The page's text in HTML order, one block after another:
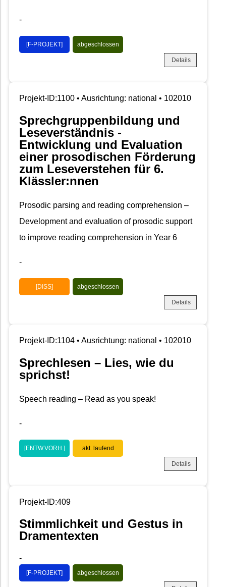
-
[F-PROJEKT] abgeschlossen
Details
Projekt-ID:1100 • Ausrichtung: national • 102010
Sprechgruppenbildung und
Leseverständnis -
Entwicklung und Evaluation
einer prosodischen Förderung
zum Leseverstehen für 6.
Klässler:nnen
Prosodic parsing and reading comprehension –
Development and evaluation of prosodic support
to improve reading comprehension in Year 6
-
[DISS] abgeschlossen
Details
Projekt-ID:1104 • Ausrichtung: national • 102010
Sprechlesen – Lies, wie du
sprichst!
Speech reading – Read as you speak!
-
[ENTW.VORH.] akt. laufend
Details
Projekt-ID:409
Stimmlichkeit und Gestus in
Dramentexten
-
[F-PROJEKT] abgeschlossen